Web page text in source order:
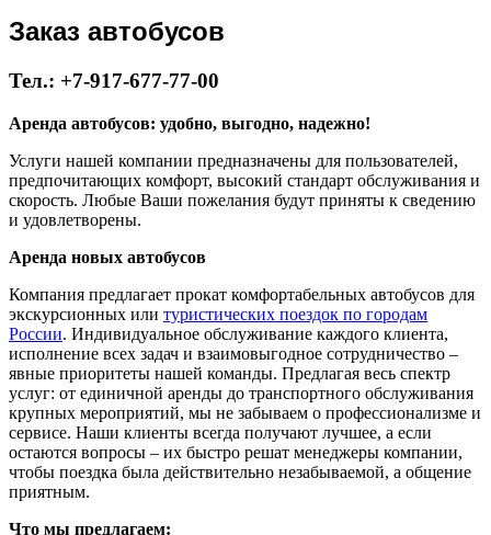
Заказ автобусов
Тел.: +7-917-677-77-00
Аренда автобусов: удобно, выгодно, надежно!
Услуги нашей компании предназначены для пользователей,
предпочитающих комфорт, высокий стандарт обслуживания и
скорость. Любые Ваши пожелания будут приняты к сведению
и удовлетворены.
Аренда новых автобусов
Компания предлагает прокат комфортабельных автобусов для
экскурсионных или туристических поездок по городам
России. Индивидуальное обслуживание каждого клиента,
исполнение всех задач и взаимовыгодное сотрудничество –
явные приоритеты нашей команды. Предлагая весь спектр
услуг: от единичной аренды до транспортного обслуживания
крупных мероприятий, мы не забываем о профессионализме и
сервисе. Наши клиенты всегда получают лучшее, а если
остаются вопросы – их быстро решат менеджеры компании,
чтобы поездка была действительно незабываемой, а общение
приятным.
Что мы предлагаем: